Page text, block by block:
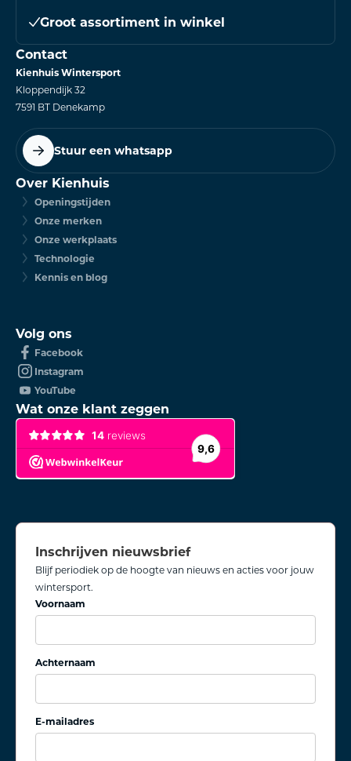
Groot assortiment in winkel
Contact
Kienhuis Wintersport
Kloppendijk 32
7591 BT Denekamp
Stuur een whatsapp
Over Kienhuis
Openingstijden
Onze merken
Onze werkplaats
Technologie
Kennis en blog
Volg ons
Facebook
Instagram
YouTube
Wat onze klant zeggen
Inschrijven nieuwsbrief
Blijf periodiek op de hoogte van nieuws en acties voor jouw
wintersport.
Voornaam
Achternaam
E-mailadres